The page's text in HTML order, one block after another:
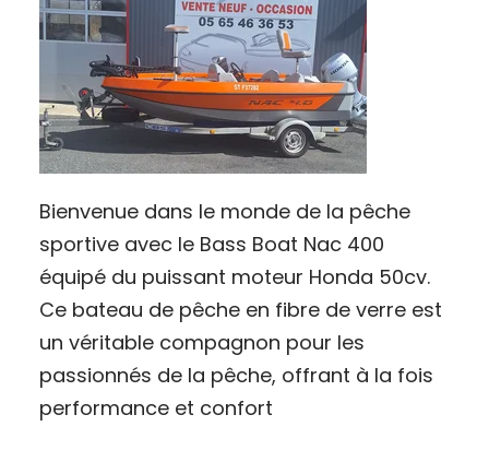
Bienvenue dans le monde de la pêche
sportive avec le Bass Boat Nac 400
équipé du puissant moteur Honda 50cv.
Ce bateau de pêche en fibre de verre est
un véritable compagnon pour les
passionnés de la pêche, offrant à la fois
performance et confort